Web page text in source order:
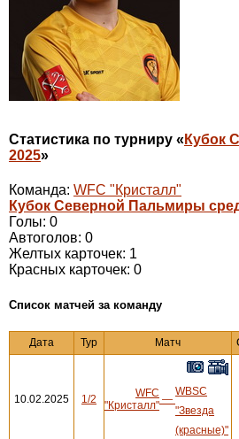
Статистика по турниру « Кубок
2025»
Команда: WFC "Кристалл"
Кубок Северной Пальмиры
Голы: 0
Автоголов: 0
Желтых карточек: 1
Красных карточек: 0
Cписок матчей за команду
Дата Тур Матч
10.02.2025 1/2
WFC
"Кристалл" —
WBSC
"Звезда
(красные)"